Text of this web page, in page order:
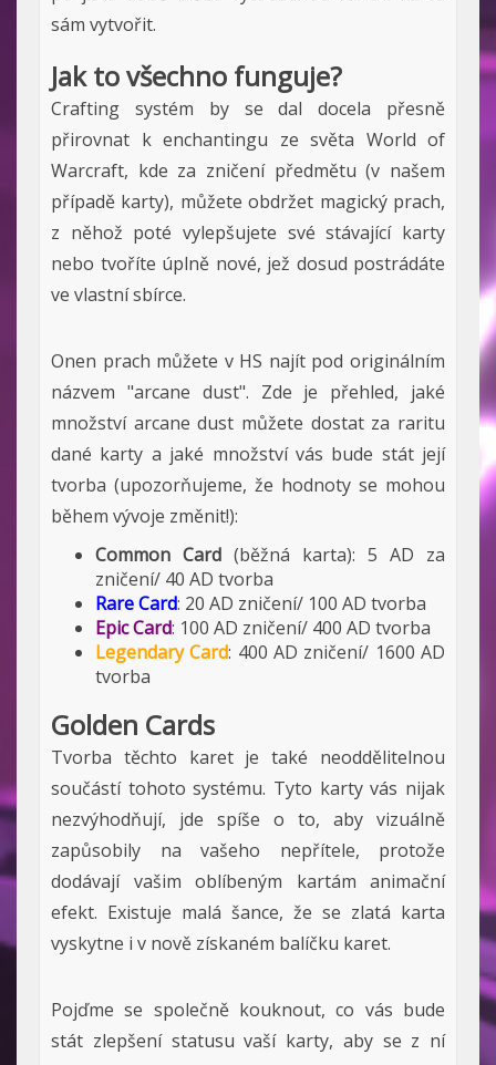
sám vytvořit.
Jak to všechno funguje?
Crafting systém by se dal docela přesně
přirovnat k enchantingu ze světa World of
Warcraft, kde za zničení předmětu (v našem
případě karty), můžete obdržet magický prach,
z něhož poté vylepšujete své stávající karty
nebo tvoříte úplně nové, jež dosud postrádáte
ve vlastní sbírce.
Onen prach můžete v HS najít pod originálním
názvem "arcane dust". Zde je přehled, jaké
množství arcane dust můžete dostat za raritu
dané karty a jaké množství vás bude stát její
tvorba (upozorňujeme, že hodnoty se mohou
během vývoje změnit!):
Common Card (běžná karta): 5 AD za
zničení/ 40 AD tvorba
Rare Card: 20 AD zničení/ 100 AD tvorba
Epic Card: 100 AD zničení/ 400 AD tvorba
Legendary Card: 400 AD zničení/ 1600 AD
tvorba
Golden Cards
Tvorba těchto karet je také neoddělitelnou
součástí tohoto systému. Tyto karty vás nijak
nezvýhodňují, jde spíše o to, aby vizuálně
zapůsobily na vašeho nepřítele, protože
dodávají vašim oblíbeným kartám animační
efekt. Existuje malá šance, že se zlatá karta
vyskytne i v nově získaném balíčku karet.
Pojďme se společně kouknout, co vás bude
stát zlepšení statusu vaší karty, aby se z ní